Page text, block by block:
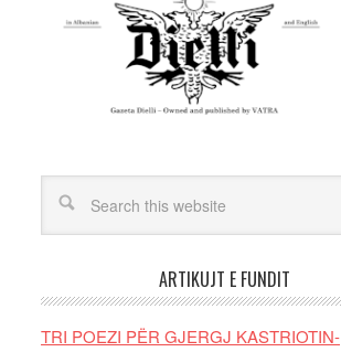
ARTIKUJT E FUNDIT
TRI POEZI PËR GJERGJ KASTRIOTIN-